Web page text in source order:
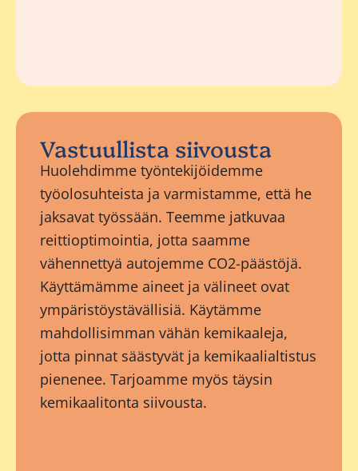
Vastuullista siivousta
Huolehdimme työntekijöidemme
työolosuhteista ja varmistamme, että he
jaksavat työssään. Teemme jatkuvaa
reittioptimointia, jotta saamme
vähennettyä autojemme CO2-päästöjä.
Käyttämämme aineet ja välineet ovat
ympäristöystävällisiä. Käytämme
mahdollisimman vähän kemikaaleja,
jotta pinnat säästyvät ja kemikaalialtistus
pienenee. Tarjoamme myös täysin
kemikaalitonta siivousta.